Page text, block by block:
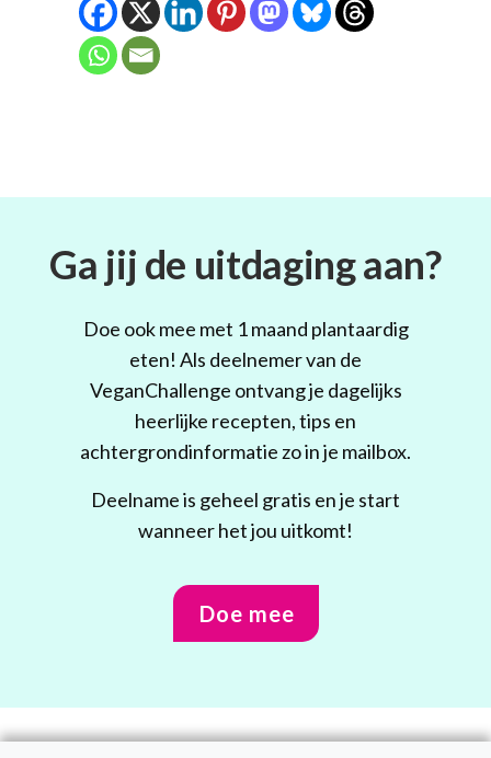
Ga jij de uitdaging aan?
Doe ook mee met 1 maand plantaardig
eten! Als deelnemer van de
VeganChallenge ontvang je dagelijks
heerlijke recepten, tips en
achtergrondinformatie zo in je mailbox.
Deelname is geheel gratis en je start
wanneer het jou uitkomt!
Doe mee